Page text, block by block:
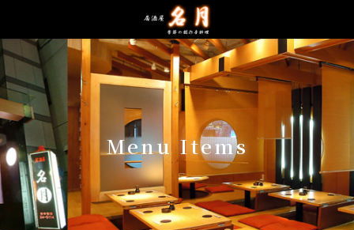
テ
ン
ツ
に
移
動
ゲ
ー
シ
ョ
ン
に
移
動
Menu Items